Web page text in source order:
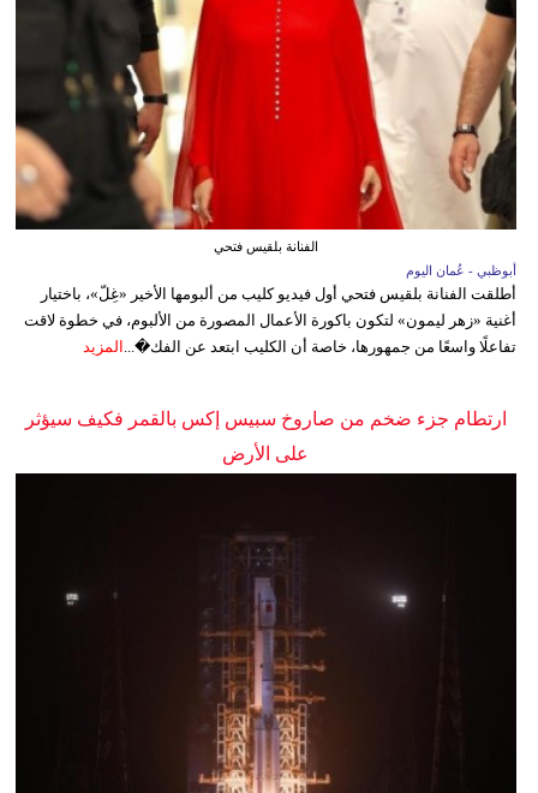
الفنانة بلقيس فتحي
أبوظبي - عُمان اليوم
أطلقت الفنانة بلقيس فتحي أول فيديو كليب من ألبومها الأخير «غِلّ»، باختيار
أغنية «زهر ليمون» لتكون باكورة الأعمال المصورة من الألبوم، في خطوة لاقت
تفاعلًا واسعًا من جمهورها، خاصة أن الكليب ابتعد عن الفك�...
المزيد
ارتطام جزء ضخم من صاروخ سبيس إكس بالقمر فكيف سيؤثر
على الأرض